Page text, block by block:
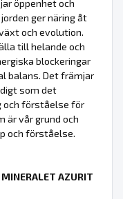
öppenhet och
ger näring åt
och evolution.
till helande och
blockeringar
balans. Det främjar
som det
och förståelse för
är vår grund och
och förståelse.
AZURIT